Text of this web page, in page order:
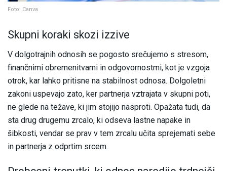
Foto: Canva
Skupni koraki skozi izzive
V dolgotrajnih odnosih se pogosto srečujemo s stresom,
finančnimi obremenitvami in odgovornostmi, kot je vzgoja
otrok, kar lahko pritisne na stabilnost odnosa. Dolgoletni
zakoni uspevajo zato, ker partnerja vztrajata v skupni poti,
ne glede na težave, ki jim stojijo nasproti. Opažata tudi, da
sta drug drugemu zrcalo, ki odseva lastne napake in
šibkosti, vendar se prav v tem zrcalu učita sprejemati sebe
in partnerja z odprtim srcem.